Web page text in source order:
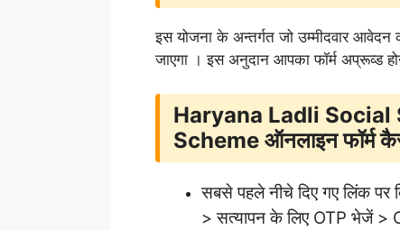
इस योजना के अन्तर्गत जो उम्मीदवार
जाएगा । इस अनुदान आपका फॉर्म अप्रूव्ड
Haryana Ladli
Scheme ऑनलाइन फॉर्म
सबसे पहले नीचे दिए गए लिंक
> सत्यापन के लिए OTP भेजें >